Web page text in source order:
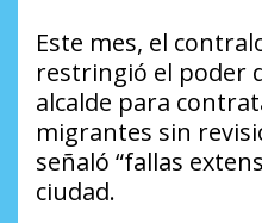
Este mes, el
restringió el poder
alcalde para
migrantes sin
señaló “fallas
ciudad.